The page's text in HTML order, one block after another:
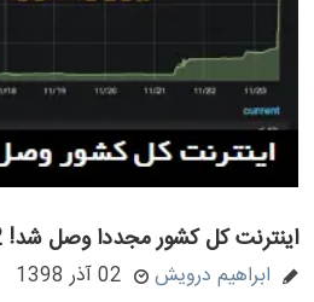
اینترنت کل کشور مجددا وصل شد! 2 آذر 1398
ابراهیم درویش 02 آذر 1398